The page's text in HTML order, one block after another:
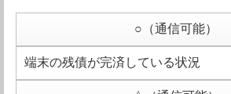
○（通信可能）
端末の残債が完済している状況